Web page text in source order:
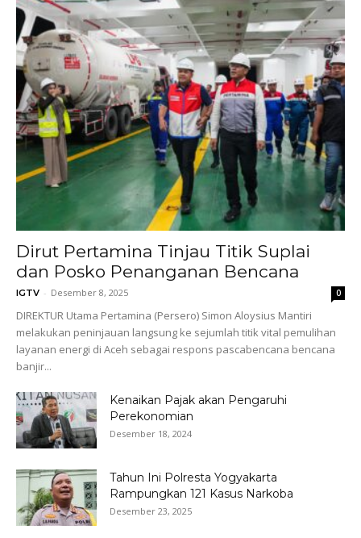
Dirut Pertamina Tinjau Titik Suplai
dan Posko Penanganan Bencana
IGTV - Desember 8, 2025 0
DIREKTUR Utama Pertamina (Persero) Simon Aloysius Mantiri
melakukan peninjauan langsung ke sejumlah titik vital pemulihan
layanan energi di Aceh sebagai respons pascabencana bencana
banjir...
Kenaikan Pajak akan Pengaruhi
Perekonomian
Desember 18, 2024
Tahun Ini Polresta Yogyakarta
Rampungkan 121 Kasus Narkoba
Desember 23, 2025